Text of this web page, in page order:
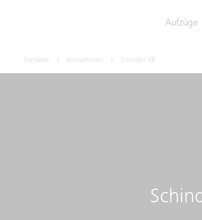
Aufzüge
Startseite Innovationen Schindler X8